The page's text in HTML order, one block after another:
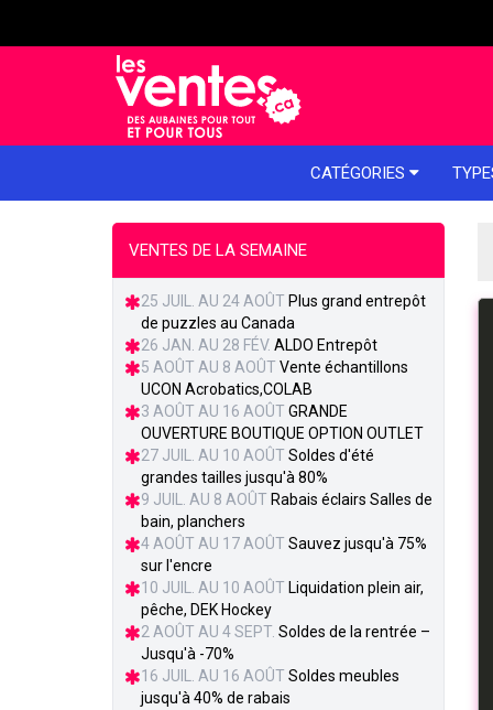
CATÉGORIES
VENTES DE LA SEMAINE
25 JUIL. AU 24 AOÛT Plus grand entrepôt
de puzzles au Canada
26 JAN. AU 28 FÉV. ALDO Entrepôt
5 AOÛT AU 8 AOÛT Vente échantillons
UCON Acrobatics,COLAB
3 AOÛT AU 16 AOÛT GRANDE
OUVERTURE BOUTIQUE OPTION OUTLET
27 JUIL. AU 10 AOÛT Soldes d'été
grandes tailles jusqu'à 80%
9 JUIL. AU 8 AOÛT Rabais éclairs Salles de
bain, planchers
4 AOÛT AU 17 AOÛT Sauvez jusqu'à 75%
sur l'encre
10 JUIL. AU 10 AOÛT Liquidation plein air,
pêche, DEK Hockey
2 AOÛT AU 4 SEPT. Soldes de la rentrée –
Jusqu'à -70%
16 JUIL. AU 16 AOÛT Soldes meubles
jusqu'à 40% de rabais